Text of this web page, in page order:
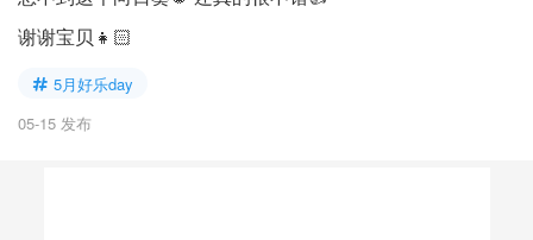
谢谢宝贝👧🏻
5月好乐day
05-15 发布